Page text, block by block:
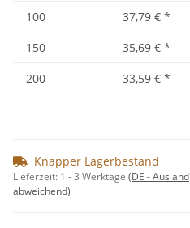
100
37,79 € *
150
35,69 € *
200
33,59 € *
Knapper Lagerbestand
Lieferzeit: 1 - 3 Werktage (DE - Ausland
abweichend)